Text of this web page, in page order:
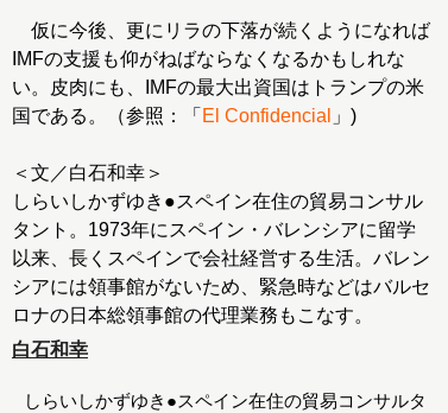
仮に今後、更にリラの下落が続くようになれば
IMFの支援も仰がねばならなくなるかもしれな
い。皮肉にも、IMFの最大出資国はトランプの米
国である。（参照：「 El Confidencial 」)
＜文／白石和幸＞
しらいしかずゆき●スペイン在住の貿易コンサル
タント。1973年にスペイン・バレンシアに留学
以来、長くスペインで会社経営する生活。バレン
シアには領事館がないため、緊急時などはバルセ
ロナの日本総領事館の代理業務もこなす。
白石和幸
しらいしかずゆき●スペイン在住の貿易コンサルタ